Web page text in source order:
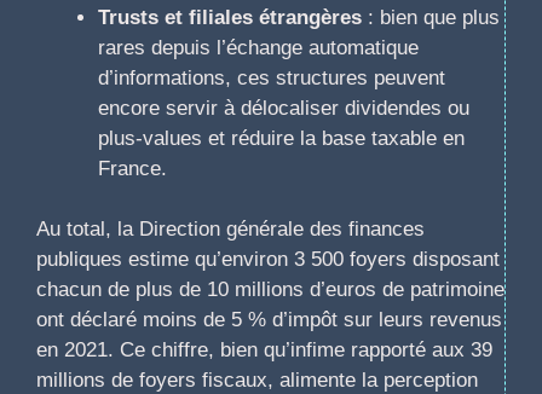
Trusts et filiales étrangères : bien que plus
rares depuis l’échange automatique
d’informations, ces structures peuvent
encore servir à délocaliser dividendes ou
plus-values et réduire la base taxable en
France.
Au total, la Direction générale des finances
publiques estime qu’environ 3 500 foyers disposant
chacun de plus de 10 millions d’euros de patrimoine
ont déclaré moins de 5 % d’impôt sur leurs revenus
en 2021. Ce chiffre, bien qu’infime rapporté aux 39
millions de foyers fiscaux, alimente la perception